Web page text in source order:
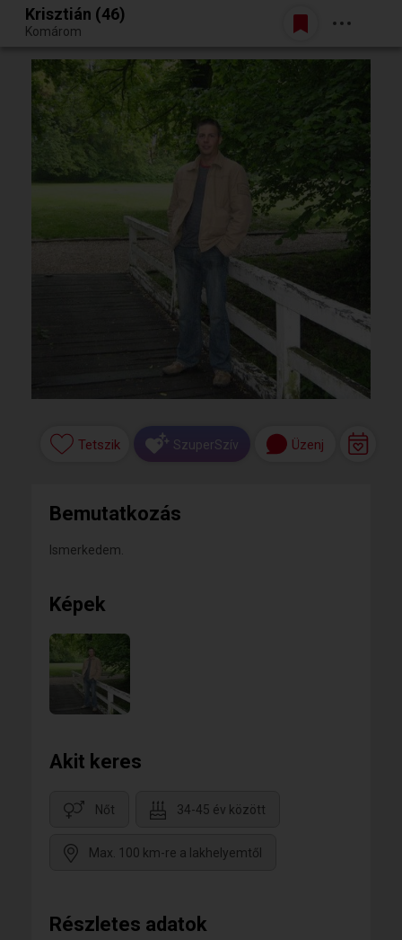
Egy jó randiból bármi lehet.
Belépés
Krisztián (46)
Komárom
Tetszik SzuperSzív Üzenj
Bemutatkozás
Ismerkedem.
Képek
Akit keres
Nőt 34-45 év között
Max. 100 km-re a lakhelyemtől
Részletes adatok